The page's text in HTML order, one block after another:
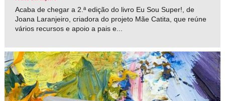
Acaba de chegar a 2.ª edição do livro Eu Sou Super!, de
Joana Laranjeiro, criadora do projeto Mãe Catita, que reúne
vários recursos e apoio a pais e...